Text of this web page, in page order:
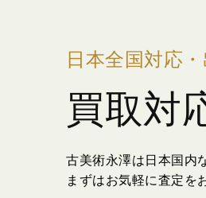
日本全国対応
買取対
古美術永澤は日本国内
まずはお気軽に査定を